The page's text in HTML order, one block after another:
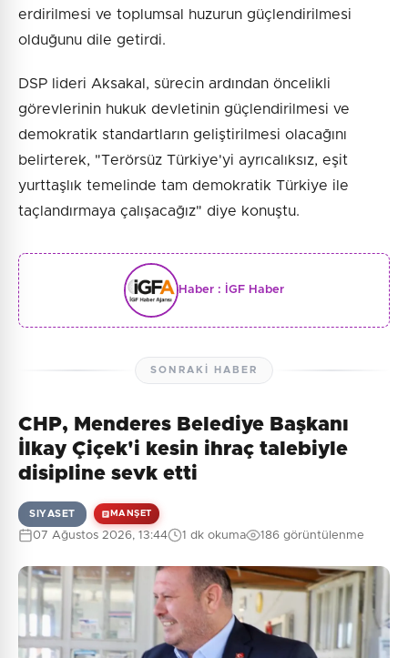
erdirilmesi ve toplumsal huzurun güçlendirilmesi
olduğunu dile getirdi.
DSP lideri Aksakal, sürecin ardından öncelikli
görevlerinin hukuk devletinin güçlendirilmesi ve
demokratik standartların geliştirilmesi olacağını
belirterek, "Terörsüz Türkiye'yi ayrıcalıksız, eşit
yurttaşlık temelinde tam demokratik Türkiye ile
taçlandırmaya çalışacağız" diye konuştu.
Haber : İGF Haber
SONRAKI HABER
CHP, Menderes Belediye Başkanı
İlkay Çiçek'i kesin ihraç talebiyle
disipline sevk etti
SIYASET MANŞET
07 Ağustos 2026, 13:44 1 dk okuma 186 görüntülenme